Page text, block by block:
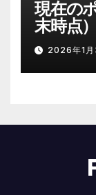
現在の
末時点）
2026年1月